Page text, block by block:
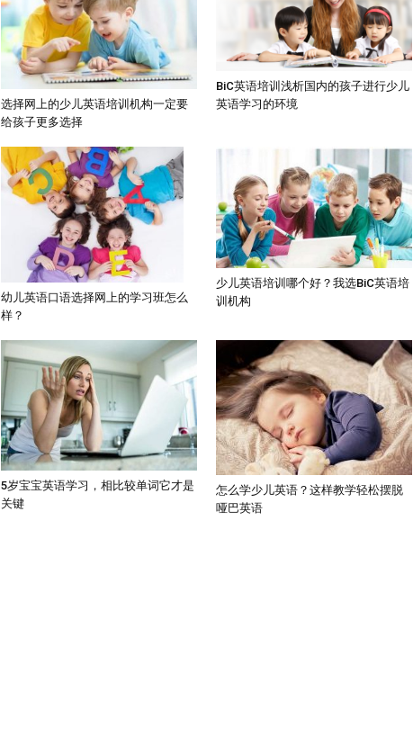
选择网上的少儿英语培训机构一定要
给孩子更多选择
BiC英语培训浅析国内的孩子进行少儿
英语学习的环境
幼儿英语口语选择网上的学习班怎么
样？
少儿英语培训哪个好？我选BiC英语培
训机构
5岁宝宝英语学习，相比较单词它才是
关键
怎么学少儿英语？这样教学轻松摆脱
哑巴英语